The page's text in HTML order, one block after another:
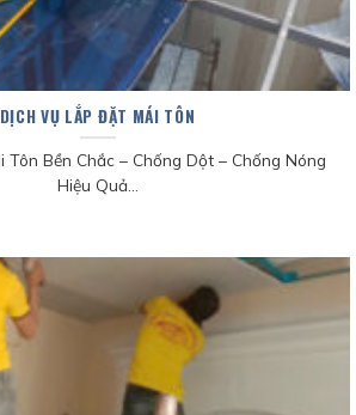
DỊCH VỤ LẮP ĐẶT MÁI TÔN
Tôn Bền Chắc – Chống Dột – Chống Nóng
Hiệu Quả...